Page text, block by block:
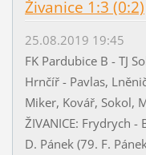
Živanice 1:3 (0:2)
25.08.2019 19:45
FK Pardubice B - TJ
Hrnčíř - Pavlas,
Miker, Kovář, Sokol,
ŽIVANICE: Frydrych
D. Pánek (79. F.